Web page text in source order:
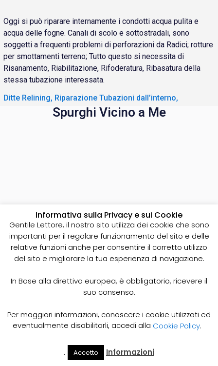
Oggi si può riparare internamente i condotti acqua pulita e
acqua delle fogne. Canali di scolo e sottostradali, sono
soggetti a frequenti problemi di perforazioni da Radici; rotture
per smottamenti terreno; Tutto questo si necessita di
Risanamento, Riabilitazione, Rifoderatura, Ribasatura della
stessa tubazione interessata.
Ditte Relining, Riparazione Tubazioni dall’interno,
Spurghi Vicino a Me
RIPARAZIONE TUBAZIONE
DALL'INTERNO
Cerca Il Mio
Informativa sulla Privacy e sui Cookie
Gentile Lettore, il nostro sito utilizza dei cookie che sono
importanti per il regolare funzionamento del sito e delle
relative funzioni anche per consentire il corretto utilizzo
del sito e migliorare la tua esperienza di navigazione.
In Base alla direttiva europea, è obbligatorio, ricevere il
suo consenso.
Per maggiori informazioni, conoscere i cookie utilizzati ed
eventualmente disabilitarli, accedi alla Cookie Policy.
. Accetto Informazioni